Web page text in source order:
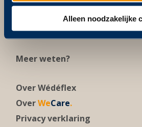
Alleen noodzakelijke
info@wedeflex.nl
Meer weten?
Over Wédéflex
OverWeCare.
Privacy verklaring